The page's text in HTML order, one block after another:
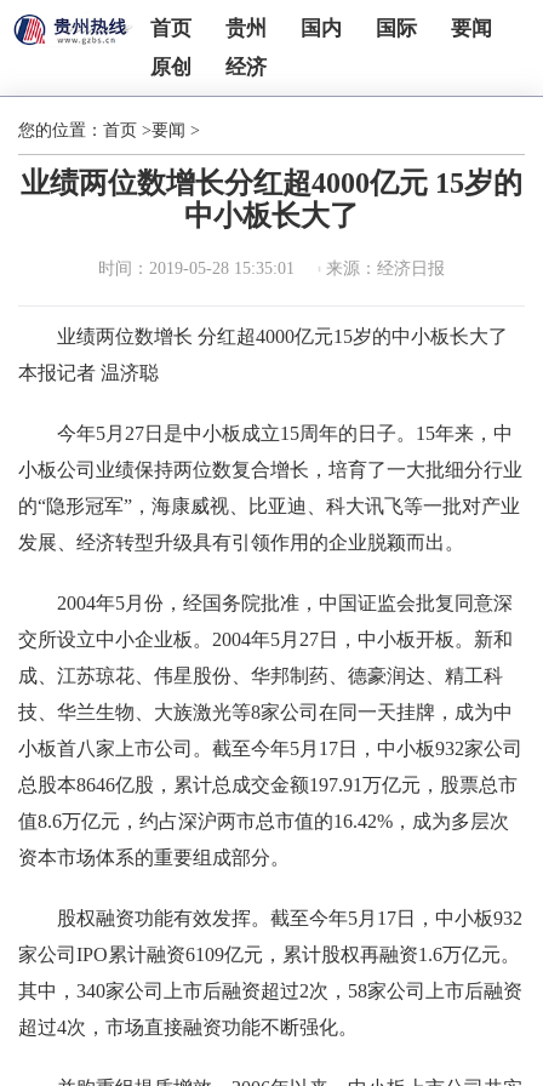
首页 贵州 国内 国际
要闻
原创
经济
您的位置： 首页 >要闻 >
业绩两位数增长分红超4000亿元 15岁的
中小板长大了
时间：2019-05-28 15:35:01 来源：经济日报
业绩两位数增长 分红超4000亿元15岁的中小板长大了
本报记者 温济聪
今年5月27日是中小板成立15周年的日子。15年来，中
小板公司业绩保持两位数复合增长，培育了一大批细分行业
的“隐形冠军”，海康威视、比亚迪、科大讯飞等一批对产业
发展、经济转型升级具有引领作用的企业脱颖而出。
2004年5月份，经国务院批准，中国证监会批复同意深
交所设立中小企业板。2004年5月27日，中小板开板。新和
成、江苏琼花、伟星股份、华邦制药、德豪润达、精工科
技、华兰生物、大族激光等8家公司在同一天挂牌，成为中
小板首八家上市公司。截至今年5月17日，中小板932家公司
总股本8646亿股，累计总成交金额197.91万亿元，股票总市
值8.6万亿元，约占深沪两市总市值的16.42%，成为多层次
资本市场体系的重要组成部分。
股权融资功能有效发挥。截至今年5月17日，中小板932
家公司IPO累计融资6109亿元，累计股权再融资1.6万亿元。
其中，340家公司上市后融资超过2次，58家公司上市后融资
超过4次，市场直接融资功能不断强化。